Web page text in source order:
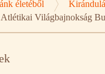
életéből
Világbajnokság